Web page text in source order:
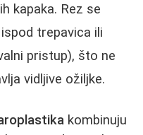
kapaka. Rez se
trepavica ili
pristup), što ne
vidljive ožiljke.
kombinuju